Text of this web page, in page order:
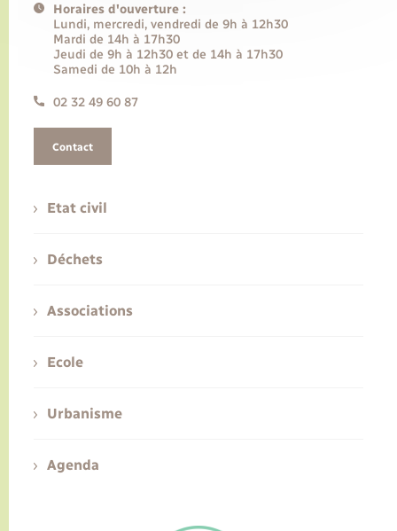
Horaires d'ouverture :
Lundi, mercredi, vendredi de 9h à 12h30
Mardi de 14h à 17h30
Jeudi de 9h à 12h30 et de 14h à 17h30
Samedi de 10h à 12h
02 32 49 60 87
Contact
Etat civil
Déchets
Associations
Ecole
Urbanisme
Agenda